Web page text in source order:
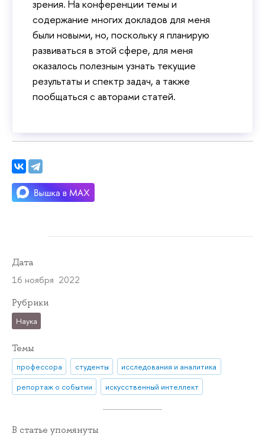
зрения. На конференции темы и
содержание многих докладов для меня
были новыми, но, поскольку я планирую
развиваться в этой сфере, для меня
оказалось полезным узнать текущие
результаты и спектр задач, а также
пообщаться с авторами статей.
Дата
16 ноября 2022
Рубрики
Наука
Темы
профессора студенты
исследования и аналитика
репортаж о событии
искусственный интеллект
В статье упомянуты